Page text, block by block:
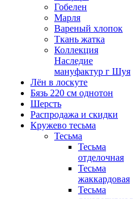
Гобелен
Марля
Вареный хлопок
Ткань жатка
Коллекция
Наследие
мануфактур г Шуя
Лён в лоскуте
Бязь 220 см однотон
Шерсть
Распродажа и скидки
Кружево тесьма
Тесьма
Тесьма
отделочная
Тесьма
жаккардовая
Тесьма